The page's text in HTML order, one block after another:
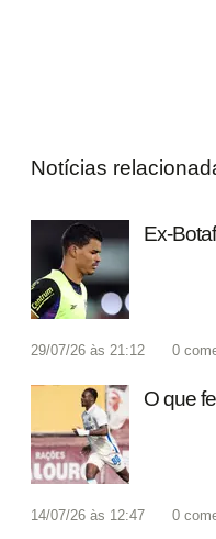
Notícias
Ex-
29/07/26 às 21:12 0
O que
14/07/26 às 12:47 0